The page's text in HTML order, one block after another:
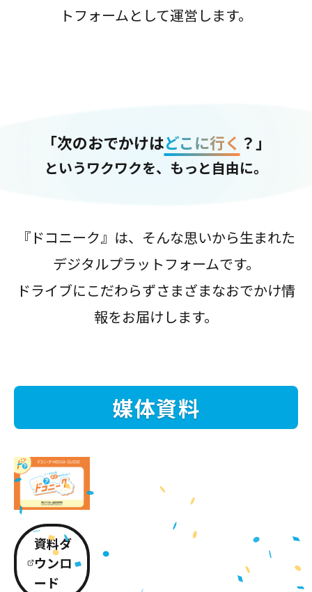
トフォームとして運営します。
「次のおでかけはどこに行く ？」
というワクワクを、もっと自由に。
『ドコニーク』は、そんな思いから生まれた
デジタルプラットフォームです。
ドライブにこだわらずさまざまなおでかけ情
報をお届けします。
媒体資料
資料ダ
ウンロ
ード